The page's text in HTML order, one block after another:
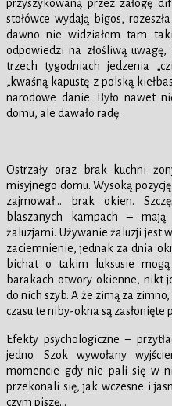
przyszykowaną przez załogę
stołówce wydają bigos,
dawno nie widziałem tam
odpowiedzi na złośliwą
trzech tygodniach jedzenia
„kwaśną kapustę z polską
narodowe danie. Było nawet
domu, ale dawało radę.
Ostrzały oraz brak kuchni
misyjnego domu. Wysoką
zajmował… brak okien.
blaszanych kampach –
żaluzjami. Używanie żaluzji jest
zaciemnienie, jednak za dnia
bichat o takim luksusie
barakach otwory okienne, nikt
do nich szyb. A że zimą za
czasu te niby-okna są zasłonięte
Efekty psychologiczne –
jedno. Szok wywołany
momencie gdy nie pali się w
przekonali się, jak wczesne i
czym piszę…